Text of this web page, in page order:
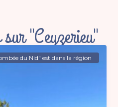
"Ceyzerieu"
du Nid" est dans la région